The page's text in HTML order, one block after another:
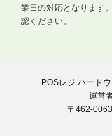
業日の対応となります。
認ください。
POSレジ ハード
運営
〒462-